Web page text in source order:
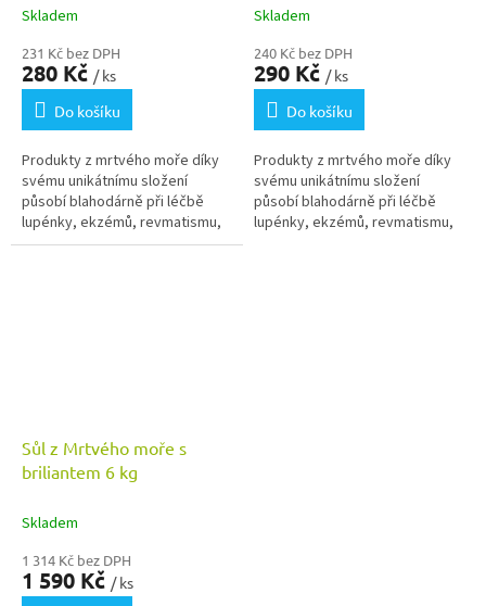
Skladem
231 Kč bez DPH
280 Kč / ks
Do košíku
Produkty z mrtvého moře díky
svému unikátnímu složení
působí blahodárně při léčbě
lupénky, ekzémů, revmatismu,
akutních a chronických zánětech
Skladem
240 Kč bez DPH
290 Kč / ks
Do košíku
Produkty z mrtvého moře díky
svému unikátnímu složení
působí blahodárně při léčbě
lupénky, ekzémů, revmatismu,
Sůl z Mrtvého moře s
briliantem 6 kg
Skladem
1 314 Kč bez DPH
1 590 Kč / ks